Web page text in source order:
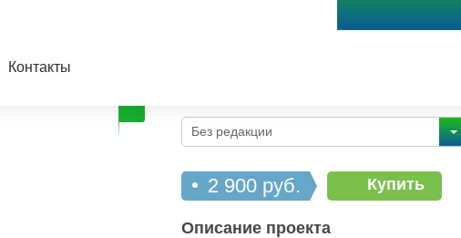
Контакты
Focus - Landing Page
Без редакции
2 900 руб. Купить
Описание проекта